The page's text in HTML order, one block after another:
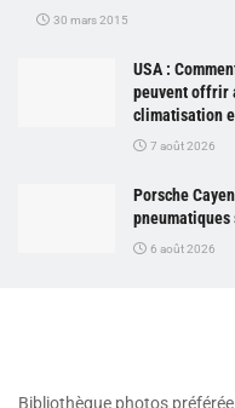
30 mars 2015
USA :
peuvent offrir
climatisation
7 août 2026
Porsche
pneumatiques
6 août 2026
Bibliothèque photos préférée